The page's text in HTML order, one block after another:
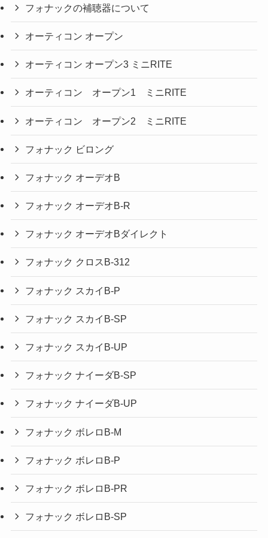
フォナックの補聴器について
オーティコン オープン
オーティコン オープン3 ミニRITE
オーティコン オープン1 ミニRITE
オーティコン オープン2 ミニRITE
フォナック ビロング
フォナック オーデオB
フォナック オーデオB-R
フォナック オーデオBダイレクト
フォナック クロスB-312
フォナック スカイB-P
フォナック スカイB-SP
フォナック スカイB-UP
フォナック ナイーダB-SP
フォナック ナイーダB-UP
フォナック ボレロB-M
フォナック ボレロB-P
フォナック ボレロB-PR
フォナック ボレロB-SP